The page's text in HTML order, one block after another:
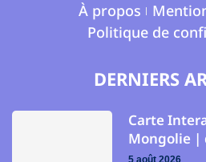
À propos
Politique de
DERNIERS
Carte
Mongolie |
5 août 2026